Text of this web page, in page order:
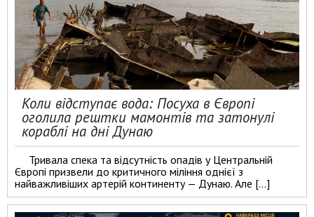
Коли відступає вода: Посуха в Європі
оголила рештки мамонтів та затонулі
кораблі на дні Дунаю
Тривала спека та відсутність опадів у Центральній
Європі призвели до критичного міління однієї з
найважливіших артерій континенту — Дунаю. Але […]